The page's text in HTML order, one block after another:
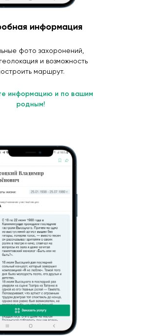
информация
фото захоронений,
и возможность
маршрут.
информацию и по вашим
родным!